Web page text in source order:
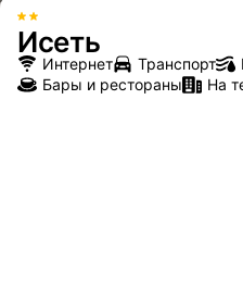
Исеть
Интернет Транспорт
Бары и рестораны
На